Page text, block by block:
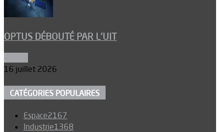
OPTUS DÉBOUTÉ PAR L’UIT
16 juillet 2026
CATÉGORIES POPULAIRES
Espace2167
Industrie1368